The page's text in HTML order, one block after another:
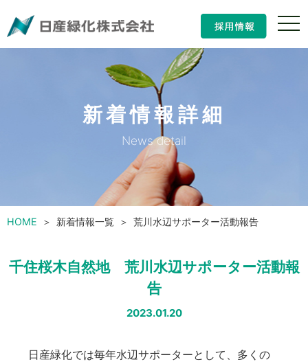
ナ
ビ
ゲ
新着情報詳細
News detail
HOME 新着情報一覧 荒川水辺サポーター活動報告
千住桜木自然地 荒川水辺サポーター活動報
告
2023.01.20
日産緑化では毎年水辺サポーターとして、多くの